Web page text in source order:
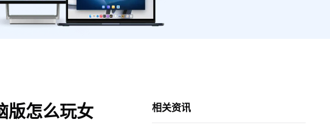
版怎么玩女
相关资讯